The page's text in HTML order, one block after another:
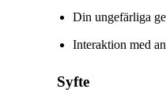
Din ungefärliga
Interaktion med
Syfte